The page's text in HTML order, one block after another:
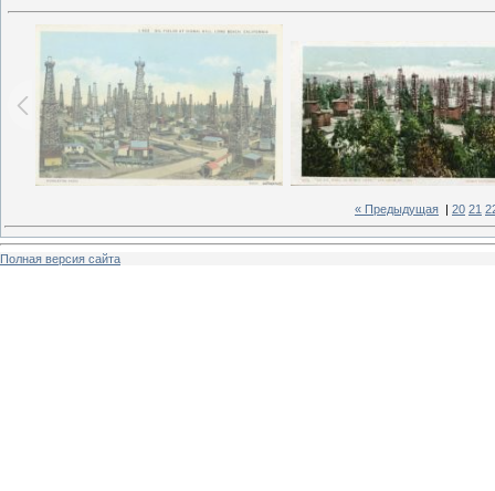
« Предыдущая 20 21
Полная версия сайта